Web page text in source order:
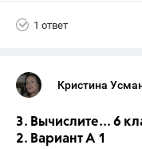
1 ответ
Кристина
3. Вычислите... 6
2. Вариант А 1